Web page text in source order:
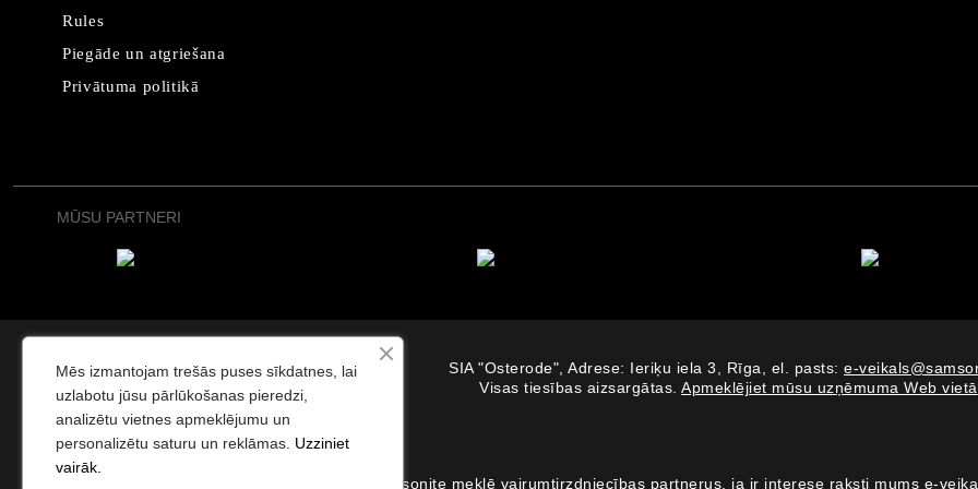
Rules
Piegāde un atgriešana
Privātuma politikā
MŪSU PARTNERI
SIA "Osterode", Adrese: Ieriķu iela 3, Rīga, el. pasts: e-
Visas tiesības aizsargātas.Apmeklējiet mūsu uzņēmuma Web vietā
Samsonite meklē vairumtirzdniecības partnerus, ja ir interese raksti mums e-
Mēs izmantojam trešās puses sīkdatnes, lai
uzlabotu jūsu pārlūkošanas pieredzi,
analizētu vietnes apmeklējumu un
personalizētu saturu un reklāmas. Uzziniet
vairāk.